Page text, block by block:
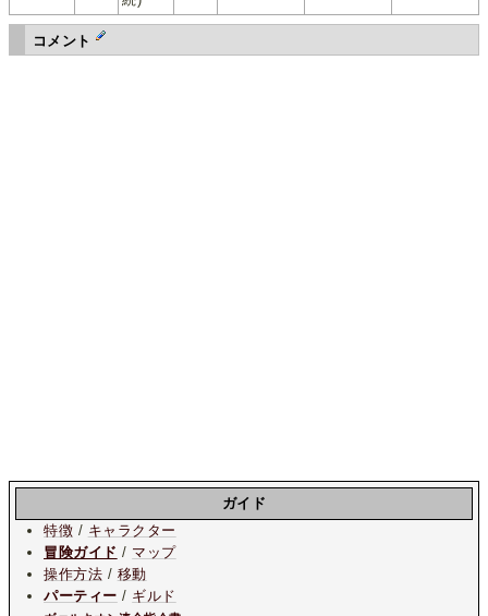
コメント
ガイド
特徴 / キャラクター
冒険ガイド / マップ
操作方法 / 移動
パーティー / ギルド